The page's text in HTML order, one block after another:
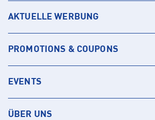
AKTUELLE WERBUNG
PROMOTIONS & COUPONS
EVENTS
ÜBER UNS